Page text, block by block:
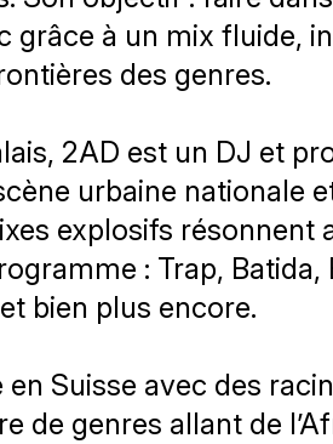
grâce à un mix fluide,
des genres.
2AD est un DJ et
urbaine nationale
explosifs résonnent
: Trap, Batida,
bien plus encore.
en Suisse avec des
de genres allant de